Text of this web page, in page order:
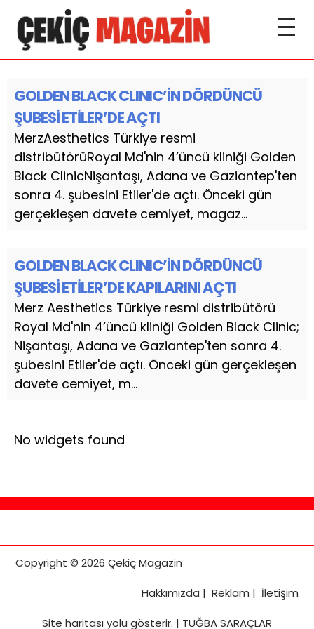
GOLDEN BLACK CLINIC’İN DÖRDÜNCÜ
ŞUBESİ ETİLER’DE AÇTI
MerzAesthetics Türkiye resmi
distribütörüRoyal Md'nin 4’üncü kliniği Golden
Black ClinicNişantaşı, Adana ve Gaziantep'ten
sonra 4. şubesini Etiler'de açtı. Önceki gün
gerçekleşen davete cemiyet, magaz...
GOLDEN BLACK CLINIC’İN DÖRDÜNCÜ
ŞUBESİ ETİLER’DE KAPILARINI AÇTI
Merz Aesthetics Türkiye resmi distribütörü
Royal Md'nin 4’üncü kliniği Golden Black Clinic;
Nişantaşı, Adana ve Gaziantep'ten sonra 4.
şubesini Etiler'de açtı. Önceki gün gerçekleşen
davete cemiyet, m...
No widgets found
Copyright © 2026 Çekiç Magazin
Hakkımızda | Reklam | İletişim
Site haritasıyolu gösterir. | TUĞBA SARAÇLAR